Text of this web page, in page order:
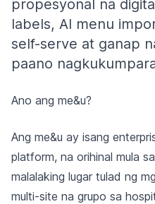
propesyonal na
labels, AI menu
self-serve at ganap
paano
Ano ang me&u?
Ang me&u ay isang
platform, na orihinal mula
malalaking lugar tulad ng
multi-site na grupo sa